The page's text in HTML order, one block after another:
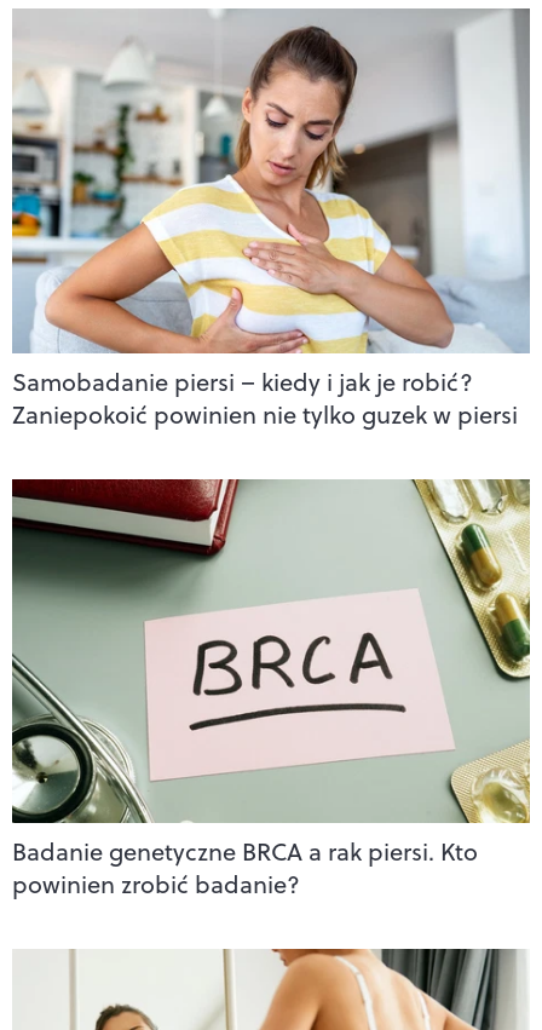
Samobadanie piersi – kiedy i jak je robić?
Zaniepokoić powinien nie tylko guzek w piersi
Badanie genetyczne BRCA a rak piersi. Kto
powinien zrobić badanie?